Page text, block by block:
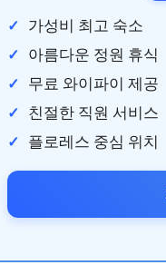
가성비 최고 숙소
아름다운 정원 휴식
무료 와이파이 제공
친절한 직원 서비스
플로레스 중심 위치